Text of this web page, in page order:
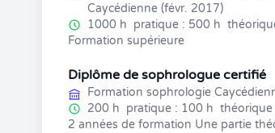
Caycédienne (févr. 2017)
1000 h pratique : 500 h
Formation supérieure
Diplôme de sophrologue certifié
Formation sophrologie
200 h pratique : 100 h
2 années de formation Une partie